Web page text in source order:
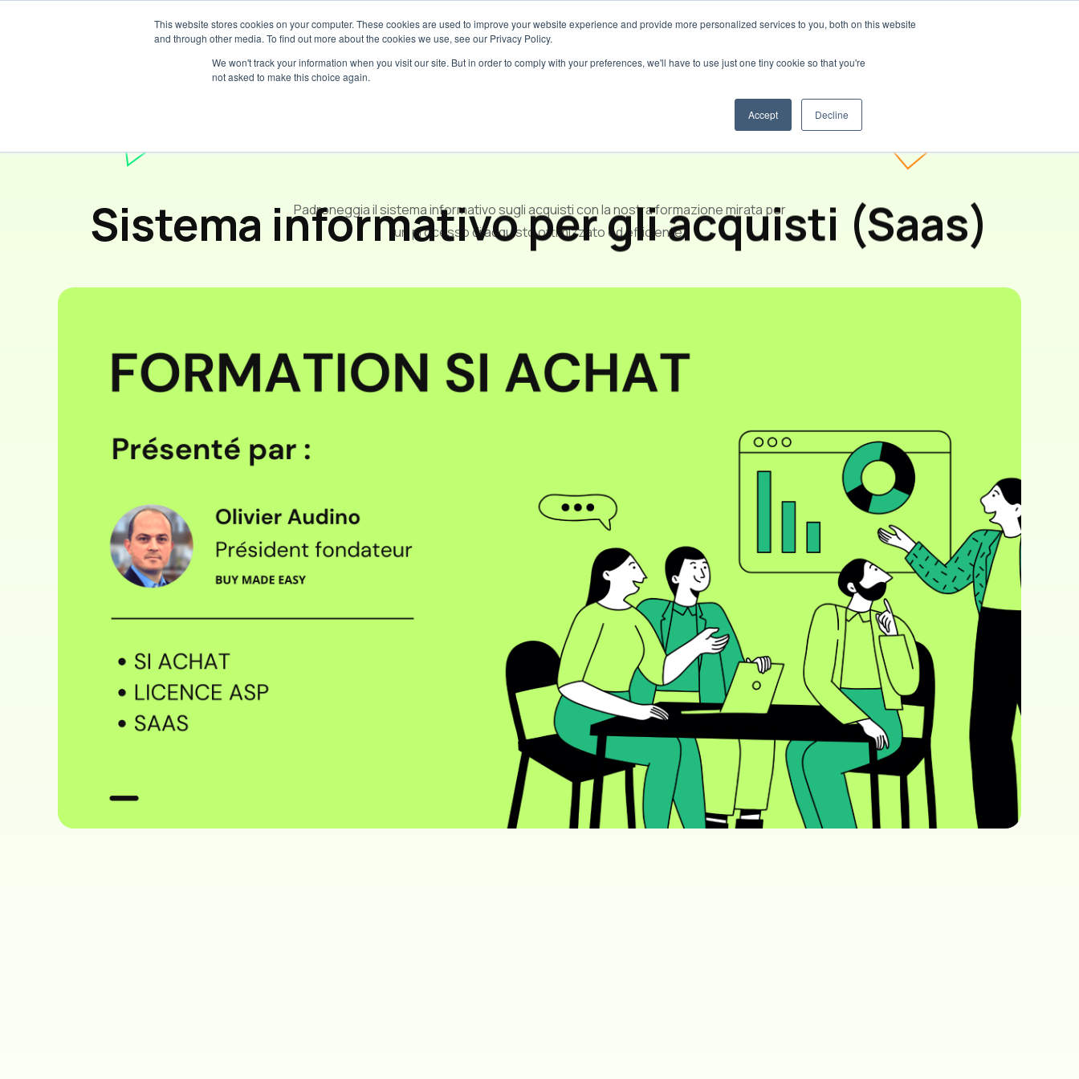
This website stores cookies on your computer. These cookies are used to improve your website experience and provide more personalized services to you, both on this website
and through other media. To find out more about the cookies we use, see our Privacy Policy.
We won't track your information when you visit our site. But in order to comply with your preferences, we'll have to use just one tiny cookie so that you're
not asked to make this choice again.
Accept Decline
Servizi Tariffe Risorse Chi siamo Blog 🌍 Lingue
Sistema informativo per gli acquisti (Saas)
Padroneggia il sistema informativo sugli acquisti con la nostra formazione mirata per
un processo di acquisto ottimizzato ed efficiente.